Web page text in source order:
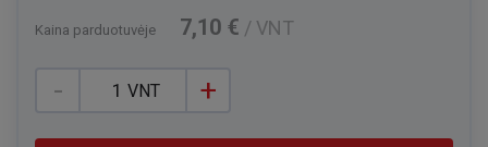
Kaina parduotuvėje 7,10 € / VNT
- +
VNT